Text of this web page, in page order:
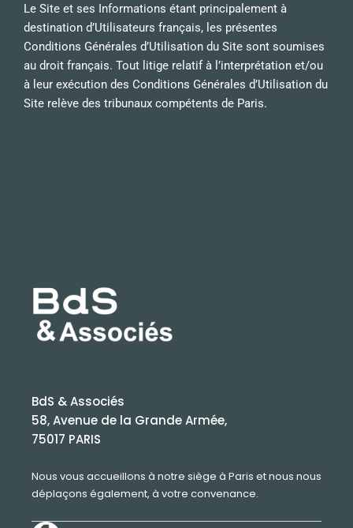
Le Site et ses Informations étant principalement à
destination d’Utilisateurs français, les présentes
Conditions Générales d’Utilisation du Site sont soumises
au droit français. Tout litige relatif à l’interprétation et/ou
à leur exécution des Conditions Générales d’Utilisation du
Site relève des tribunaux compétents de Paris.
BdS & Associés
58, Avenue de la Grande Armée,
75017 PARIS
Nous vous accueillons à notre siège à Paris et nous nous
déplaçons également, à votre convenance.